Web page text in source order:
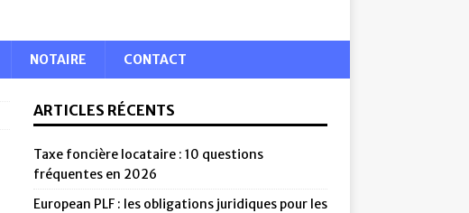
NOTAIRE CONTACT
ARTICLES RÉCENTS
Taxe foncière locataire : 10 questions
fréquentes en 2026
European PLF : les obligations juridiques pour les